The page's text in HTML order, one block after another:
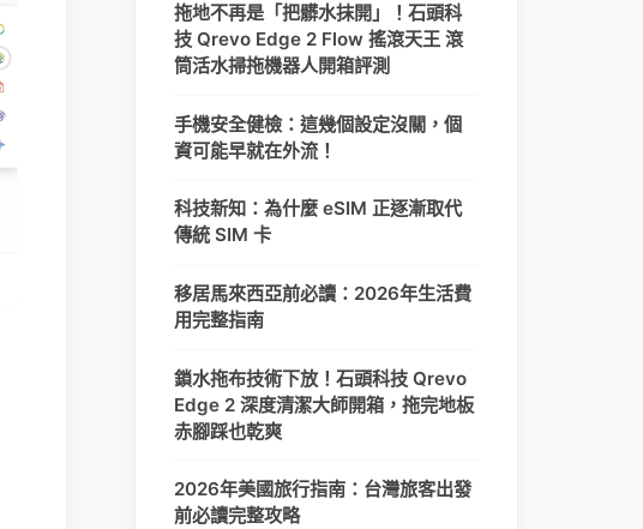
拖地不再是「把髒水抹開」！石頭科
技 Qrevo Edge 2 Flow 搖滾天王 滾
筒活水掃拖機器人開箱評測
手機安全健檢：這幾個設定沒關，個
資可能早就在外流！
科技新知：為什麼 eSIM 正逐漸取代
傳統 SIM 卡
移居馬來西亞前必讀：2026年生活費
用完整指南
鎖水拖布技術下放！石頭科技 Qrevo
Edge 2 深度清潔大師開箱，拖完地板
赤腳踩也乾爽
2026年美國旅行指南：台灣旅客出發
前必讀完整攻略